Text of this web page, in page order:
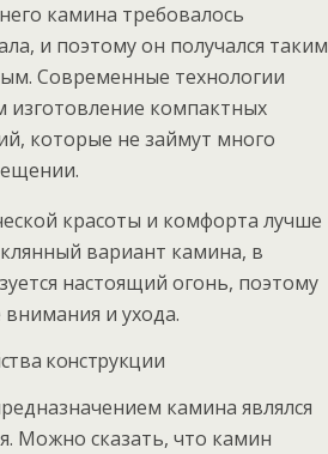
камина требовалось
и поэтому он получался таким
Современные технологии
компактных
которые не займут много
красоты и комфорта лучше
вариант камина, в
настоящий огонь, поэтому
и ухода.
конструкции
камина являлся
Можно сказать, что камин